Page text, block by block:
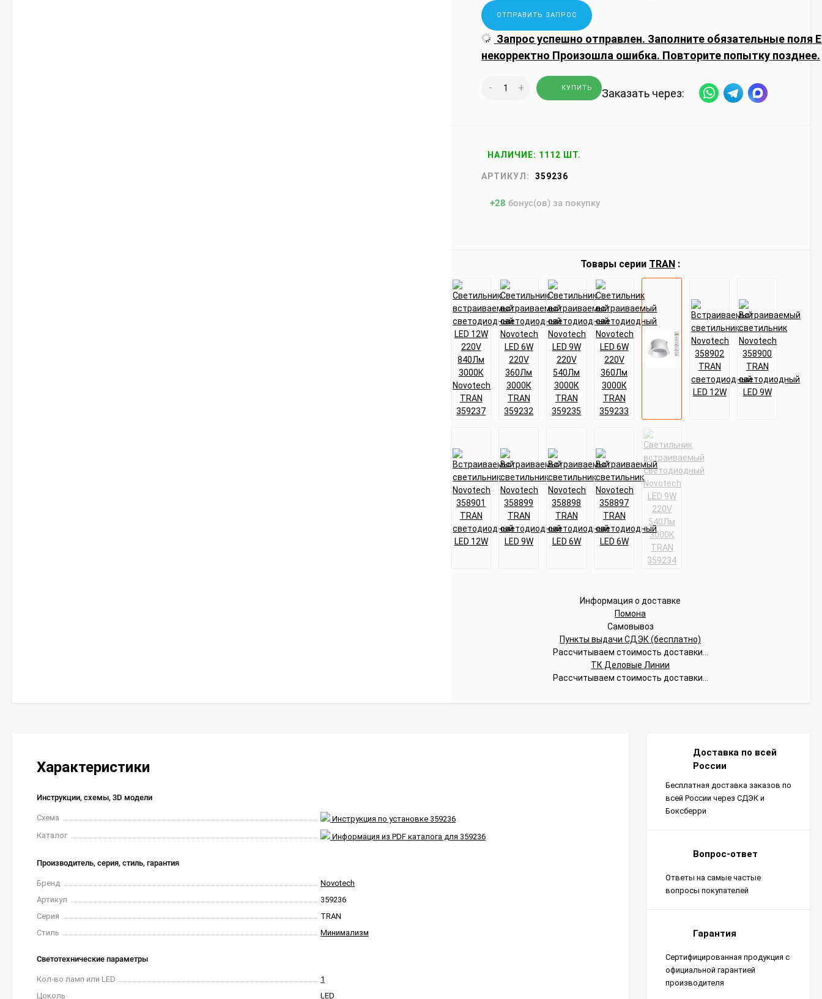
Запрос успешно отправлен. Заполните обязательные поля
некорректно Произошла ошибка. Повторите попытку позднее.
- + КУПИТЬ Заказать через:
НАЛИЧИЕ: 1112 ШТ.
АРТИКУЛ: 359236
+28 бонус(ов) за покупку
Товары серии TRAN :
Информация о доставке
Помона
Самовывоз
Пункты выдачи СДЭК (бесплатно)
Рассчитываем стоимость доставки...
ТК Деловые Линии
Рассчитываем стоимость доставки...
Характеристики
Инструкции, схемы, 3D модели
Схема
Инструкция по установке 359236
Каталог
Информация из PDF каталога для 359236
Производитель, серия, стиль, гарантия
Бренд
Novotech
Артикул
359236
Серия
TRAN
Стиль
Минимализм
Светотехнические параметры
Кол-во ламп или LED
1
Цоколь
LED
Доставка по всей
России
Бесплатная доставка заказов по
всей России через СДЭК и
Боксберри
Вопрос-ответ
Ответы на самые частые
вопросы покупателей
Гарантия
Сертифицированная продукция с
официальной гарантией
производителя